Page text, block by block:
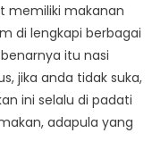
memiliki makanan
di lengkapi berbagai
itu nasi
jika anda tidak suka,
ini selalu di padati
adapula yang